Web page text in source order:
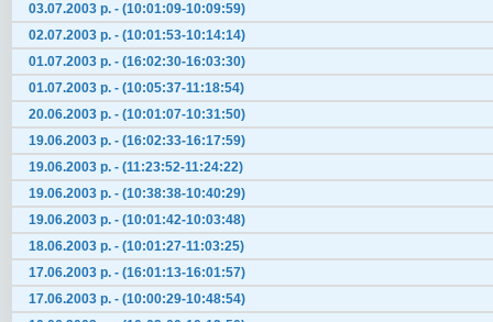
03.07.2003 р. - (10:01:09-10:09:59)
02.07.2003 р. - (10:01:53-10:14:14)
01.07.2003 р. - (16:02:30-16:03:30)
01.07.2003 р. - (10:05:37-11:18:54)
20.06.2003 р. - (10:01:07-10:31:50)
19.06.2003 р. - (16:02:33-16:17:59)
19.06.2003 р. - (11:23:52-11:24:22)
19.06.2003 р. - (10:38:38-10:40:29)
19.06.2003 р. - (10:01:42-10:03:48)
18.06.2003 р. - (10:01:27-11:03:25)
17.06.2003 р. - (16:01:13-16:01:57)
17.06.2003 р. - (10:00:29-10:48:54)